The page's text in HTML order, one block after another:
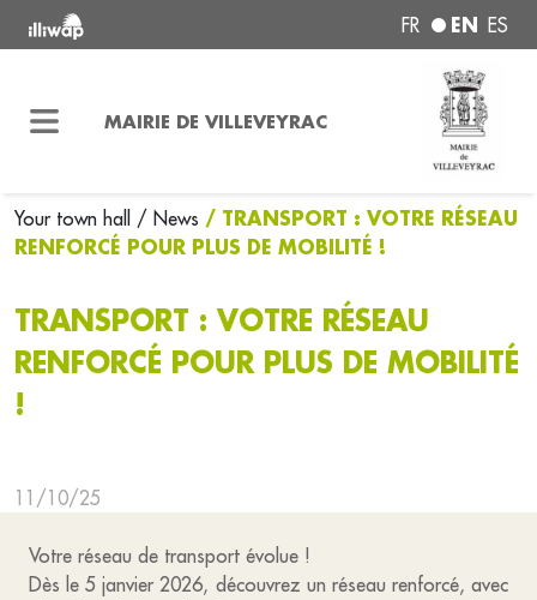
FR EN ES
MAIRIE DE VILLEVEYRAC
Your town hall / News / TRANSPORT : VOTRE RÉSEAU
RENFORCÉ POUR PLUS DE MOBILITÉ !
TRANSPORT : VOTRE RÉSEAU
RENFORCÉ POUR PLUS DE MOBILITÉ
!
11/10/25
Votre réseau de transport évolue !
Dès le 5 janvier 2026, découvrez un réseau renforcé, avec